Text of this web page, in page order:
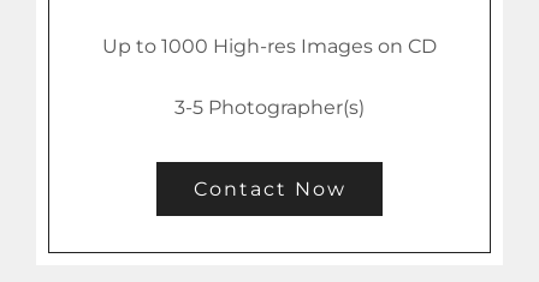
Up to 1000 High-res Images on CD
3-5 Photographer(s)
Contact Now